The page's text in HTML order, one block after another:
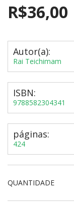
R$36,00
Autor(a):
​Rai Teichimam
ISBN:
9788582304341
páginas:
424
QUANTIDADE